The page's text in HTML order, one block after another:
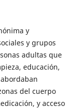
y
y grupos
adultas que
educación,
del cuerpo
y acceso